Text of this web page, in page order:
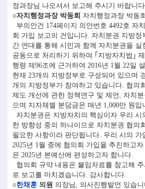
정과장님 나오셔서 보고해 주시기 바랍니
○자치행정과장 박동희 자치행정과장 박동
부의안건 174페이지 의안번호 4492호 자
회 가입 보고의 건입니다. 자치분권 지방정
간 연대를 통해 시민과 함께 자치분권을 실
공동으로 처리하기 위하여 ｢지방자치법｣
행령 제96조에 근거하여 2016년 1월 22일
현재 23개의 지방정부로 구성되어 있으며
개의 지방정부가 참여하고 있습니다. 협의
제도 개선에 관한 정책연구 및 제언, 자치
으며 지자체별 분담금은 매년 1,000만 원입
자치분권은 지방자치의 핵심이자 우리 시
한 방향성 중의 하나이므로 자치분권 협의
필요한 사항이라 판단됩니다. 우리 시의 가
2025년 1월 중에 협의회 가입을 추진하고
은 2025년 본예산에 편성하고자 합니다.
협의회 규약 내용은 붙임자료를 참고해
로 보고를 마치겠습니다. 감사합니다.
○한채훈 의원 의장님, 의사진행발언 있습니